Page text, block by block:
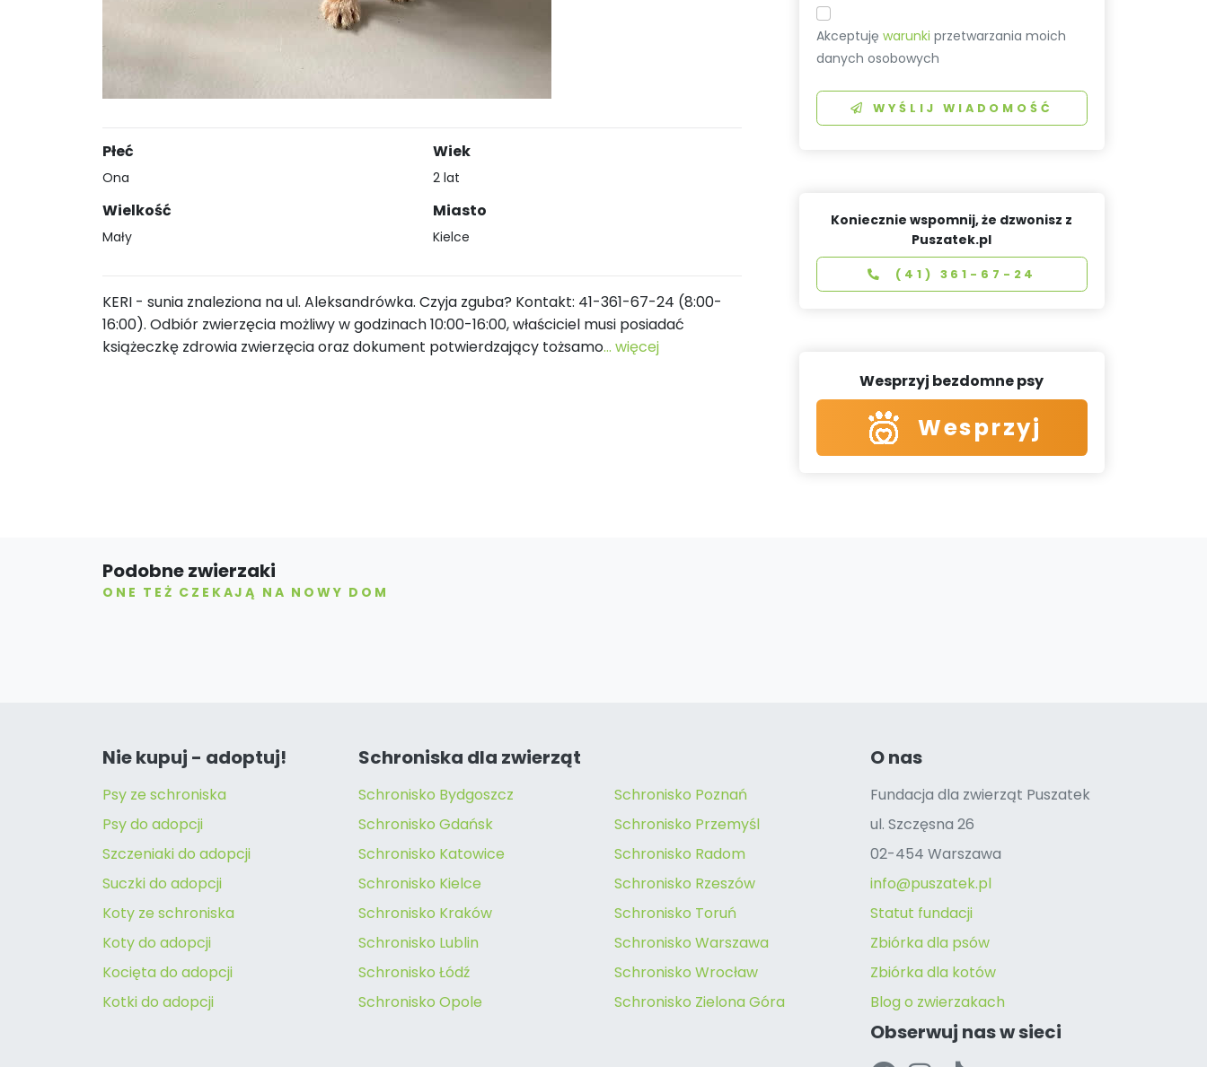
Płeć
Ona
Wielkość
Mały
Wiek
2 lat
Miasto
Kielce
KERI - sunia znaleziona na ul. Aleksandrówka. Czyja zguba? Kontakt: 41-361-67-24 (8:00-
16:00). Odbiór zwierzęcia możliwy w godzinach 10:00-16:00, właściciel musi posiadać
książeczkę zdrowia zwierzęcia oraz dokument potwierdzający tożsamo... więcej
Akceptujęwarunki przetwarzania moich
danych osobowych
WYŚLIJ WIADOMOŚĆ
Koniecznie wspomnij, że dzwonisz z
Puszatek.pl
(41) 361-67-24
Wesprzyj bezdomne psy
Wesprzyj
Podobne zwierzaki
ONE TEŻ CZEKAJĄ NA NOWY DOM
Nie kupuj - adoptuj!
Psy ze schroniska
Psy do adopcji
Szczeniaki do adopcji
Suczki do adopcji
Koty ze schroniska
Koty do adopcji
Kocięta do adopcji
Kotki do adopcji
Schroniska dla zwierząt
Schronisko Bydgoszcz
Schronisko Gdańsk
Schronisko Katowice
Schronisko Kielce
Schronisko Kraków
Schronisko Lublin
Schronisko Łódź
Schronisko Opole
Schronisko Poznań
Schronisko Przemyśl
Schronisko Radom
Schronisko Rzeszów
Schronisko Toruń
Schronisko Warszawa
Schronisko Wrocław
Schronisko Zielona Góra
O nas
Fundacja dla zwierząt Puszatek
ul. Szczęsna 26
02-454 Warszawa
info@puszatek.pl
Statut fundacji
Zbiórka dla psów
Zbiórka dla kotów
Blog o zwierzakach
Obserwuj nas w sieci